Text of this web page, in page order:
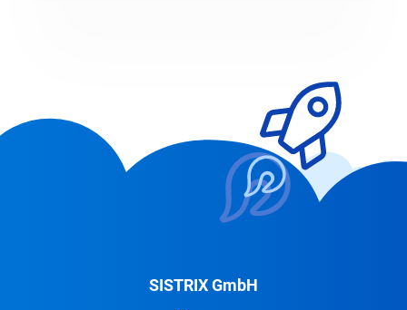
SISTRIX GmbH